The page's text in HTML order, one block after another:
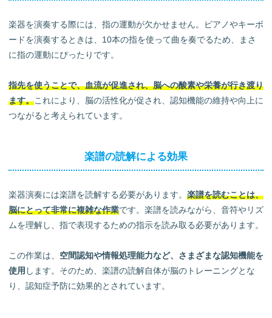
楽器を演奏する際には、指の運動が欠かせません。ピアノやキーボ
ードを演奏するときは、10本の指を使って曲を奏でるため、まさ
に指の運動にぴったりです。
指先を使うことで、血流が促進され、脳への酸素や栄養が行き渡り
ます。これにより、脳の活性化が促され、認知機能の維持や向上に
つながると考えられています。
楽譜の読解による効果
楽器演奏には楽譜を読解する必要があります。 楽譜を読むことは、
脳にとって非常に複雑な作業です。楽譜を読みながら、音符やリズ
ムを理解し、指で表現するための指示を読み取る必要があります。
この作業は、 空間認知や情報処理能力など、さまざまな認知機能を
使用 します。そのため、楽譜の読解自体が脳のトレーニングとな
り、認知症予防に効果的とされています。